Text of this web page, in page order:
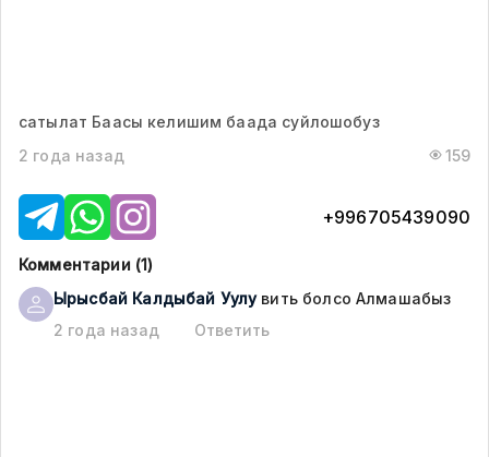
сатылат Баасы келишим баада суйлошобуз
2 года назад
159
+996705439090
Комментарии (1)
Ырысбай Калдыбай Уулу вить болсо Алмашабыз
2 года назад
Ответить